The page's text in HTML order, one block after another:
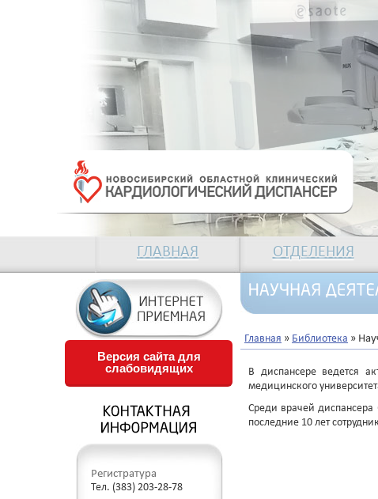
ГЛАВНАЯ ОТДЕЛЕНИЯ
Версия сайта для
слабовидящих
Регистратура
Тел. (383) 203-28-78
Главная » Библиотека »
В диспансере ведется
медицинского
Среди врачей
последние 10 лет